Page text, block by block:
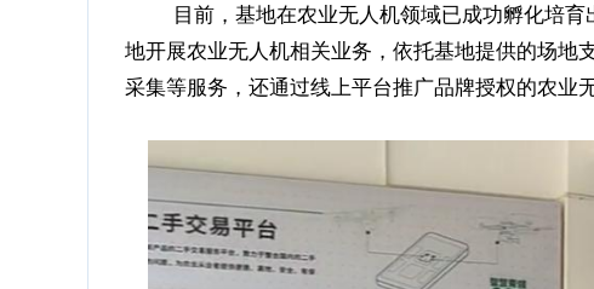
目前，基地在农业无人机领域已成功孵化培育
地开展农业无人机相关业务，依托基地提供的场
采集等服务，还通过线上平台推广品牌授权的农业